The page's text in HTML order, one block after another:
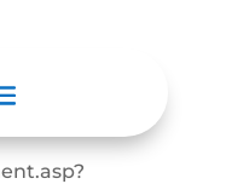
de Colombia.